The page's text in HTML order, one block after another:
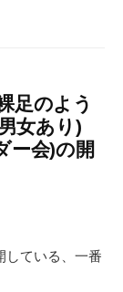
足のよう
女あり)
ー会)の開
している、一番